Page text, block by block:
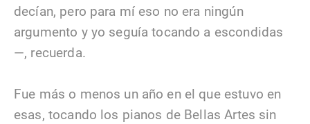
decían, pero para mí eso no era ningún
argumento y yo seguía tocando a escondidas
—, recuerda.
Fue más o menos un año en el que estuvo en
esas, tocando los pianos de Bellas Artes sin